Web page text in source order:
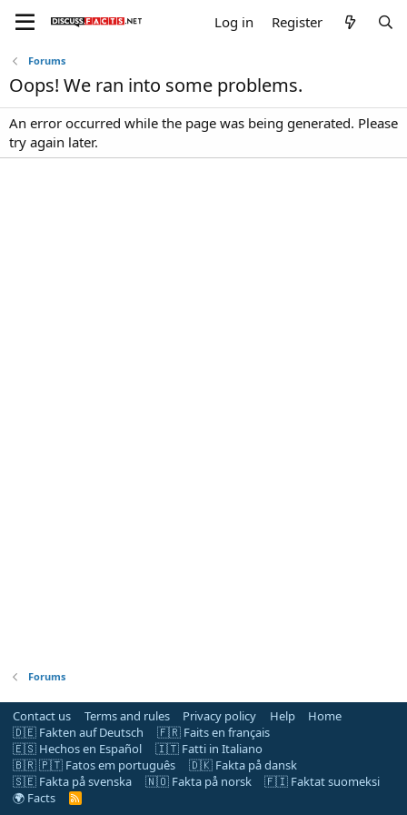
Log in Register
Forums
Oops! We ran into some problems.
An error occurred while the page was being generated. Please
try again later.
Forums
Contact us Terms and rules Privacy policy Help
Home
🇩🇪 Fakten auf Deutsch
🇫🇷 Faits en français
🇪🇸 Hechos en Español
🇮🇹 Fatti in Italiano
🇧🇷 🇵🇹 Fatos em português
🇩🇰 Fakta på dansk
🇸🇪 Fakta på svenska
🇳🇴 Fakta på norsk
🇫🇮 Faktat suomeksi
🌍 Facts
R